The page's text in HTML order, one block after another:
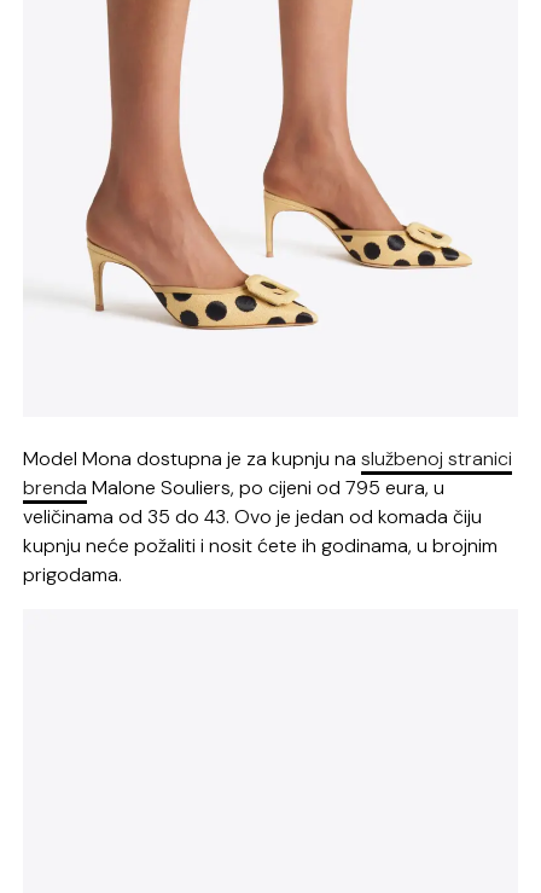
Model Mona dostupna je za kupnju naslužbenoj stranici
brenda Malone Souliers, po cijeni od 795 eura, u
veličinama od 35 do 43. Ovo je jedan od komada čiju
kupnju neće požaliti i nosit ćete ih godinama, u brojnim
prigodama.